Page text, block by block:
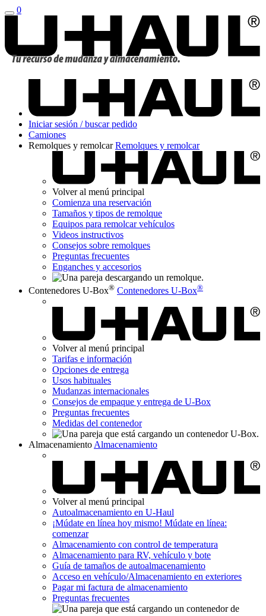
0
Iniciar sesión / buscar pedido
Camiones
Remolques y remolcar Remolques y remolcar​​​​​​​
Volver al menú principal
Comienza una reservación
Tamaños y tipos de remolque
Equipos para remolcar vehículos
Videos instructivos
Consejos sobre remolques
Preguntas frecuentes
Enganches y accesorios
Contenedores U-Box® Contenedores U-Box®
Volver al menú principal
Tarifas e información
Opciones de entrega
Usos habituales
Mudanzas internacionales
Consejos de empaque y entrega de U-Box
Preguntas frecuentes
Medidas del contenedor
Almacenamiento Almacenamiento​​​​​​​
Volver al menú principal
Autoalmacenamiento en U-Haul
¡Múdate en línea hoy mismo! Múdate en línea:
comenzar
Almacenamiento con control de temperatura
Almacenamiento para RV, vehículo y bote
Guía de tamaños de autoalmacenamiento
Acceso en vehículo/Almacenamiento en exteriores
Pagar mi factura de almacenamiento
Preguntas frecuentes